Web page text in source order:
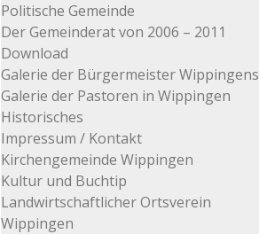
Politische Gemeinde
Der Gemeinderat von 2006 – 2011
Download
Galerie der Bürgermeister Wippingens
Galerie der Pastoren in Wippingen
Historisches
Impressum / Kontakt
Kirchengemeinde Wippingen
Kultur und Buchtip
Landwirtschaftlicher Ortsverein
Wippingen